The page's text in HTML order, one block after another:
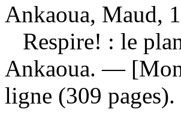
Ankaoua, Maud,
Respire! : le
Ankaoua. —
ligne (309 pages).